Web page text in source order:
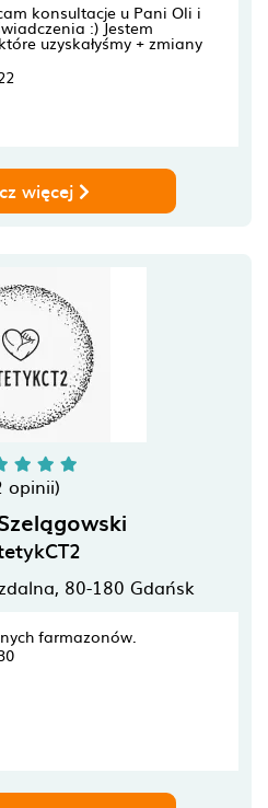
konsultacje u Pani Oli i
:) Jestem
uzyskałyśmy + zmiany
więcej
opinii)
80-180 Gdańsk
farmazonów.